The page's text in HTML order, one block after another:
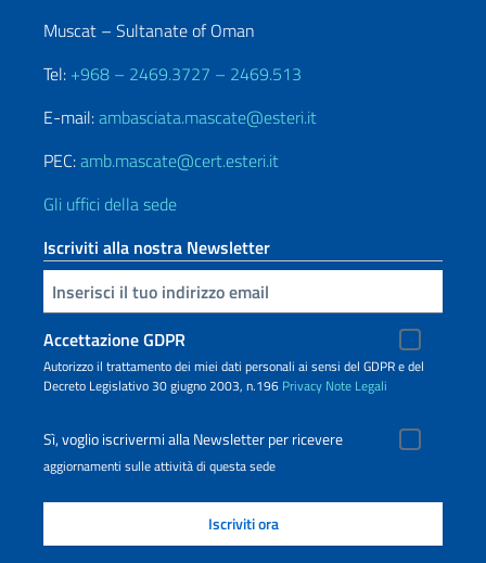
Muscat – Sultanate of Oman
Tel: +968 – 2469.3727 – 2469.513
E-mail:ambasciata.mascate@esteri.it
PEC:amb.mascate@cert.esteri.it
Gli uffici della sede
Iscriviti alla nostra Newsletter
Inserisci la tua email
Accettazione GDPR
Autorizzo il trattamento dei miei dati personali ai sensi del GDPR e del
Decreto Legislativo 30 giugno 2003, n.196 Privacy Note Legali
Sì, voglio iscrivermi alla Newsletter per ricevere
aggiornamenti sulle attività di questa sede